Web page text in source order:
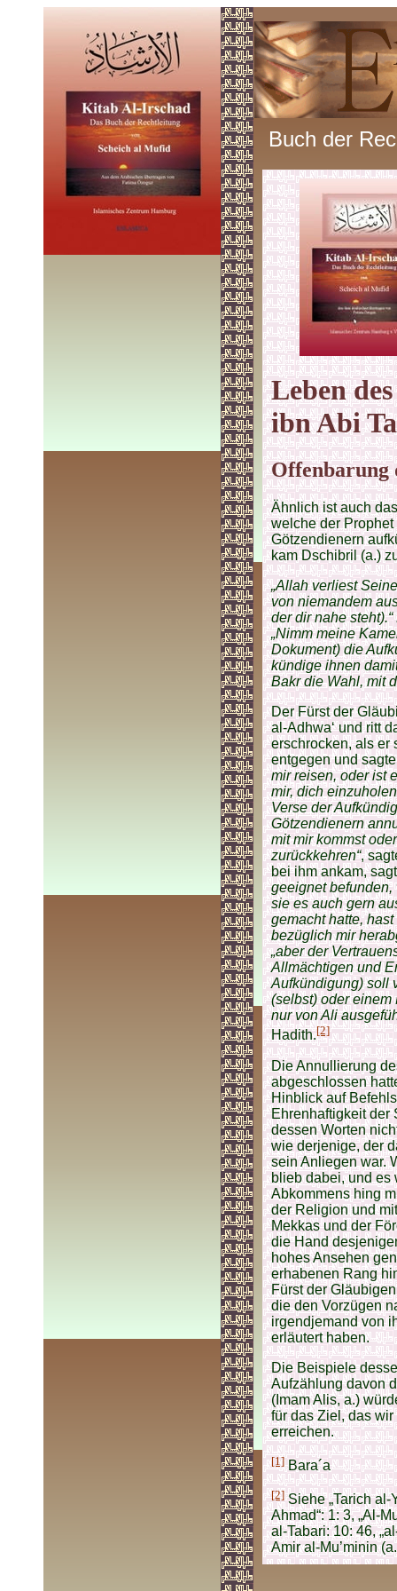
Buch der
Leben
ibn Abi
Offenbarung
Ähnlich ist auch
welche der Prophet
Götzendienern
kam Dschibril (a.)
„Allah verliest
von niemandem
der dir nahe
„Nimm meine
Dokument) die
kündige ihnen
Bakr die Wahl, mit
Der Fürst der
al-Adhwa‘ und ritt
erschrocken, als er
entgegen und
mir reisen, oder ist
mir, dich
Verse der
Götzendienern
mit mir kommst
zurückkehren“,
bei ihm ankam,
geeignet
sie es auch gern
gemacht hatte,
bezüglich mir
„aber der
Allmächtigen und
Aufkündigung) soll
(selbst) oder einem
nur von Ali
Hadith.[2]
Die Annullierung
abgeschlossen
Hinblick auf
Ehrenhaftigkeit der
dessen Worten
wie derjenige, der
sein Anliegen war.
blieb dabei, und es
Abkommens hing
der Religion und
Mekkas und der
die Hand
hohes Ansehen
erhabenen Rang
Fürst der
die den Vorzügen
irgendjemand von
erläutert haben.
Die Beispiele
Aufzählung davon
(Imam Alis, a.)
für das Ziel, das
erreichen.
[1]Bara´a
[2]Siehe „Tarich al-
Ahmad“: 1: 3, „Al-
al-Tabari: 10: 46,
Amir al-Mu’minin